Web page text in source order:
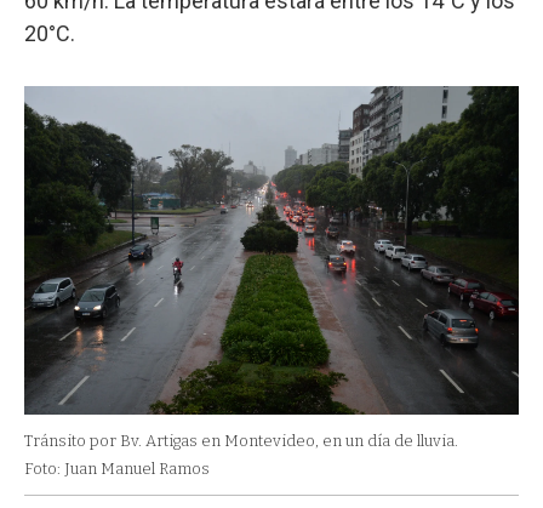
20°C.
Tránsito por Bv. Artigas en Montevideo, en un día de lluvia.
Foto: Juan Manuel Ramos